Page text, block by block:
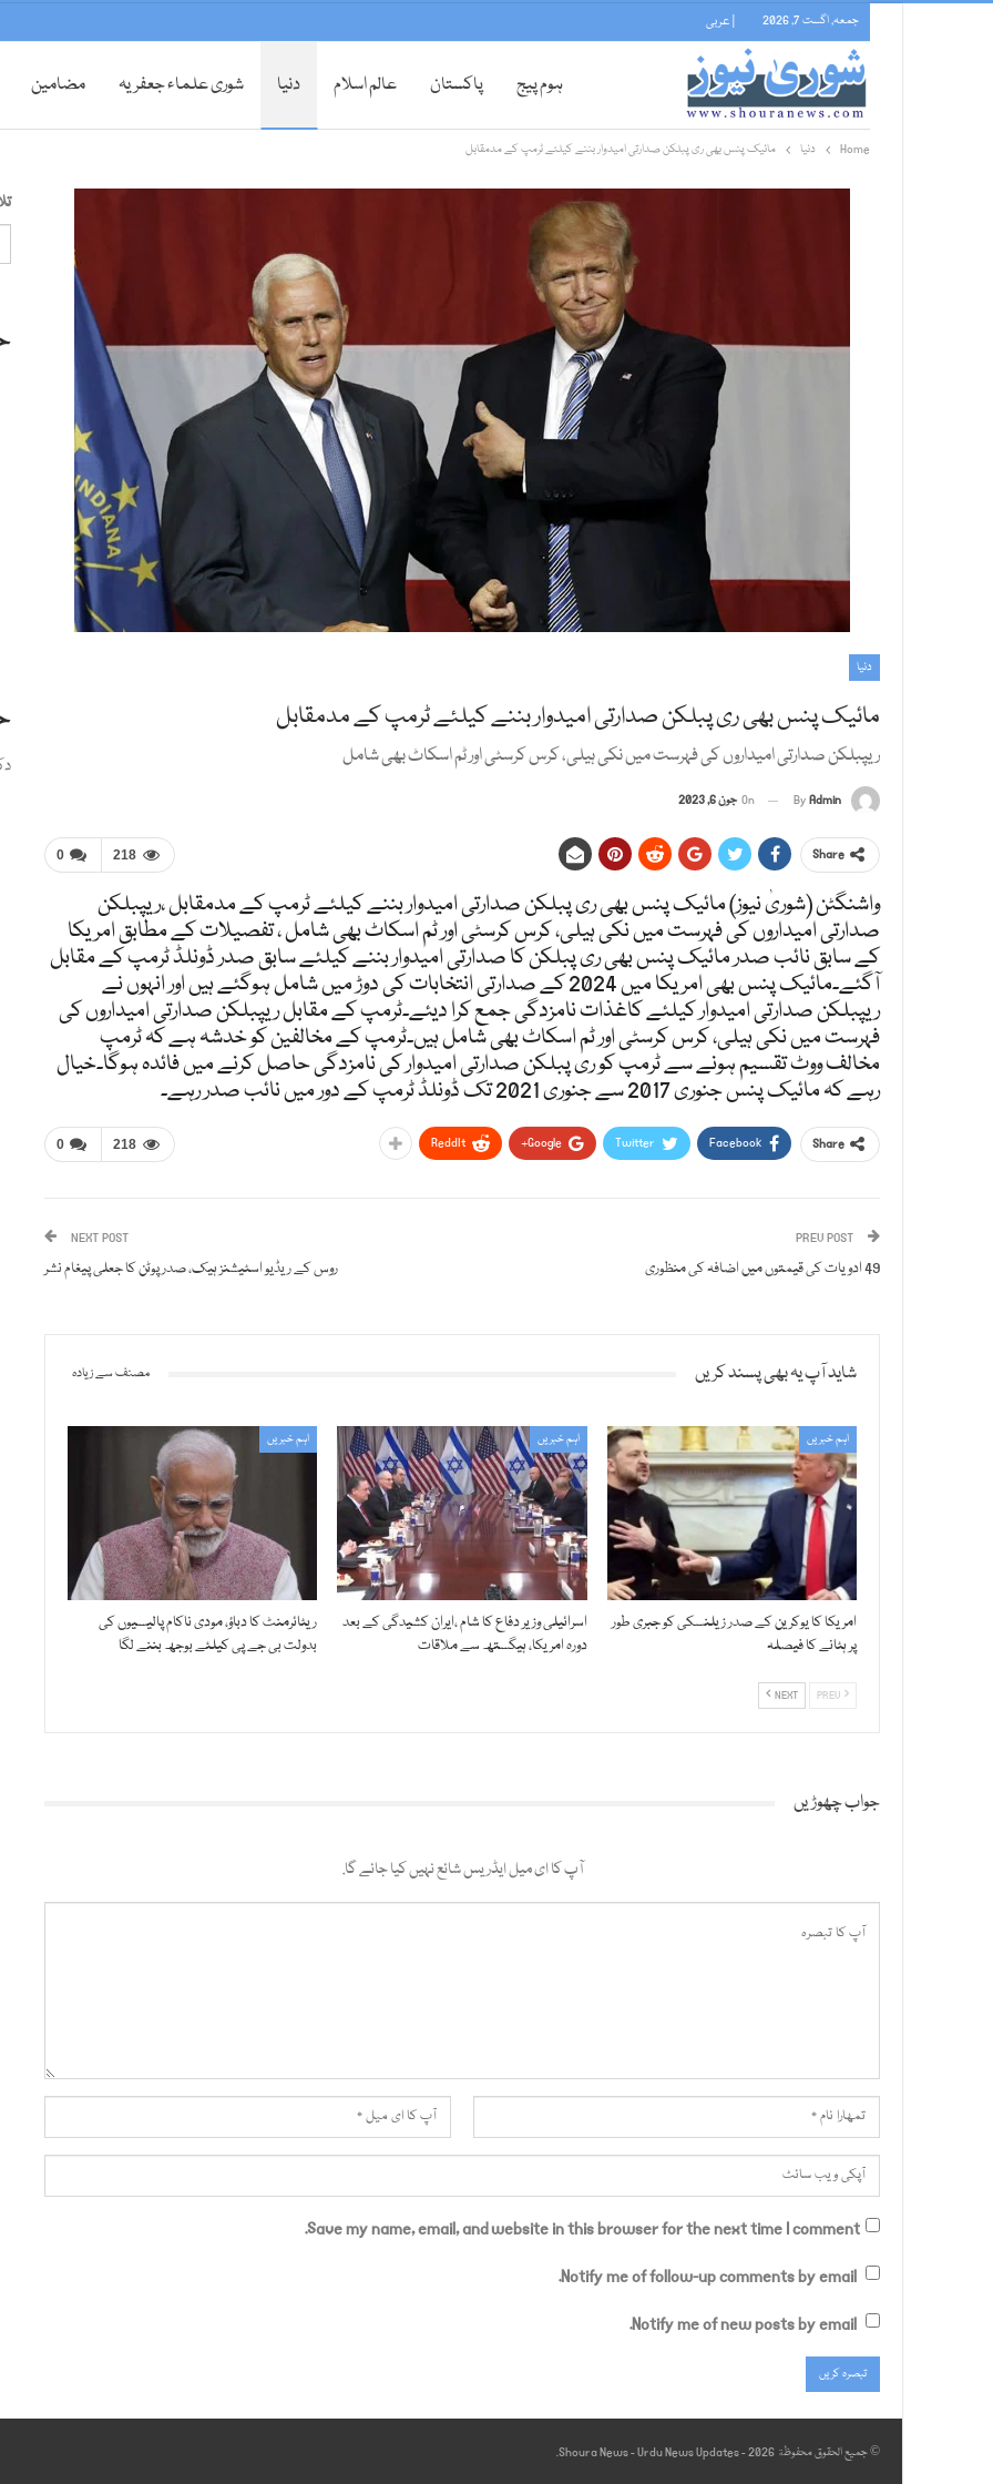
جمعہ, اگست 7, 2026 | عربی
ہوم پیج پاکستان عالم اسلام دنیا شوری علماء جعفریہ مضامین
Home دنیا مائیک پنس بھی ری پبلکن صدارتی امیدوار بننے کیلئے ٹرمپ کے مدمقابل
دنیا
مائیک پنس بھی ری پبلکن صدارتی امیدوار بننے کیلئے ٹرمپ کے مدمقابل
ریپبلکن صدارتی امیداروں کی فہرست میں نکی ہیلی، کرس کرسٹی اور ٹم اسکاٹ بھی شامل
ByAdmin
On جون 6, 2023
0 218 Share
واشنگٹن (شوریٰ نیوز) مائیک پنس بھی ری پبلکن صدارتی امیدوار بننے کیلئے ٹرمپ کے مدمقابل ،ریپبلکن
صدارتی امیداروں کی فہرست میں نکی ہیلی، کرس کرسٹی اور ٹم اسکاٹ بھی شامل ، تفصیلات کے مطابق امریکا
کے سابق نائب صدر مائیک پنس بھی ری پبلکن کا صدارتی امیدوار بننے کیلئے سابق صدر ڈونلڈ ٹرمپ کے مقابل
آگئے۔مائیک پنس بھی امریکا میں 2024 کے صدارتی انتخابات کی دوڑ میں شامل ہوگئے ہیں اور انہوں نے
ریپبلکن صدارتی امیدوار کیلئے کاغذات نامزدگی جمع کرا دیئے۔ٹرمپ کے مقابل ریپبلکن صدارتی امیداروں کی
فہرست میں نکی ہیلی، کرس کرسٹی اور ٹم اسکاٹ بھی شامل ہیں۔ٹرمپ کے مخالفین کو خدشہ ہے کہ ٹرمپ
مخالف ووٹ تقسیم ہونے سے ٹرمپ کو ری پبلکن صدارتی امیدوار کی نامزدگی حاصل کرنے میں فائدہ ہوگا۔خیال
رہے کہ مائیک پنس جنوری 2017 سے جنوری 2021 تک ڈونلڈ ٹرمپ کے دور میں نائب صدر رہے۔
0 218 Share
Facebook
Twitter
Google+
ReddIt
49 ادویات کی قیمتوں میں اضافہ کی منظوری
NEXT POST
روس کے ریڈیو اسٹیشنز ہیک، صدر پوٹن کا جعلی پیغام نشر
شاید آپ یہ بھی پسند کریں مصنف سے زیادہ
اہم خبریں
امریکا کا یوکرین کے صدر زیلنسکی کو جبری طور
پر ہٹانے کا فیصلہ
اہم خبریں
اسرائیلی وزیر دفاع کا شام ،ایران کشیدگی کے بعد
دورہ امریکا، ہیگستھ سے ملاقات
اہم خبریں
ریٹائرمنٹ کا دباؤ، مودی ناکام پالیسیوں کی
بدولت بی جے پی کیلئے بوجھ بننے لگا
NEXT
جواب چھوڑیں
آپ کا ای میل ایڈریس شائع نہیں کیا جائے گا.
Save my name, email, and website in this browser for the next time I comment.
Notify me of follow-up comments by email.
Notify me of new posts by email.
© جميع الحقوق محفوظة 2026 - Shoura News - Urdu News Updates.